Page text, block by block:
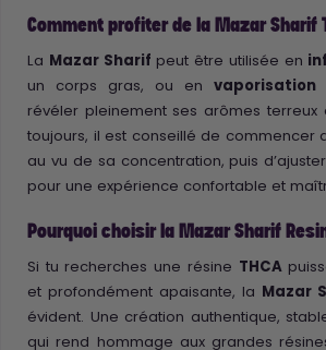
Comment profiter de la Mazar Sharif
La Mazar Sharif peut être utilisée en
un corps gras, ou en vaporisation
révéler pleinement ses arômes terreux
toujours, il est conseillé de commencer
au vu de sa concentration, puis
pour une expérience confortable et
Pourquoi choisir la Mazar Sharif
Si tu recherches une résine THCA
et profondément apaisante, la Mazar
évident. Une création authentique,
qui rend hommage aux grandes